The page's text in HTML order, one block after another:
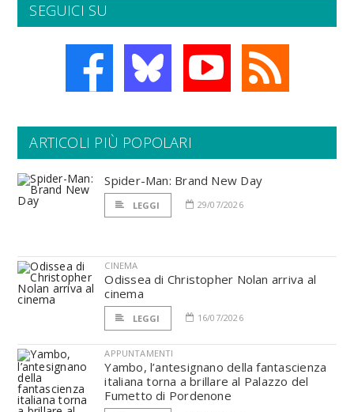
SEGUICI SU
ARTICOLI PIÙ POPOLARI
Spider-Man: Brand New Day
LEGGI 29/07/2026
CINEMA
Odissea di Christopher Nolan arriva al
cinema
LEGGI 16/07/2026
APPUNTAMENTI
Yambo, l’antesignano della fantascienza
italiana torna a brillare al Palazzo del
Fumetto di Pordenone